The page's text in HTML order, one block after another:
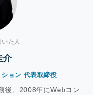
た人
介
ョン 代表取締役
後、2008年にWebコン